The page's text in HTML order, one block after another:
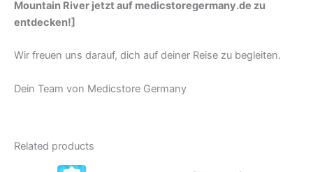
Mountain River jetzt auf medicstoregermany.de zu
entdecken!]
Wir freuen uns darauf, dich auf deiner Reise zu begleiten.
Dein Team von Medicstore Germany
Related products